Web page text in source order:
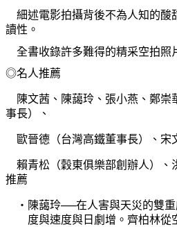
細述電影拍攝背後不為人知的酸
讀性。
全書收錄許多難得的精采空拍照
◎名人推薦
陳文茜、陳藹玲、張小燕、鄭崇
事長）、
歐晉德（台灣高鐵董事長）、宋
賴青松（穀東俱樂部創辦人）、
推薦
‧陳藹玲──在人害與天災的雙重
度與速度與日劇增。齊柏林從